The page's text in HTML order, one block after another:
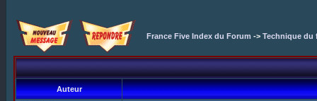
France Five Index du Forum -> Technique du
Auteur